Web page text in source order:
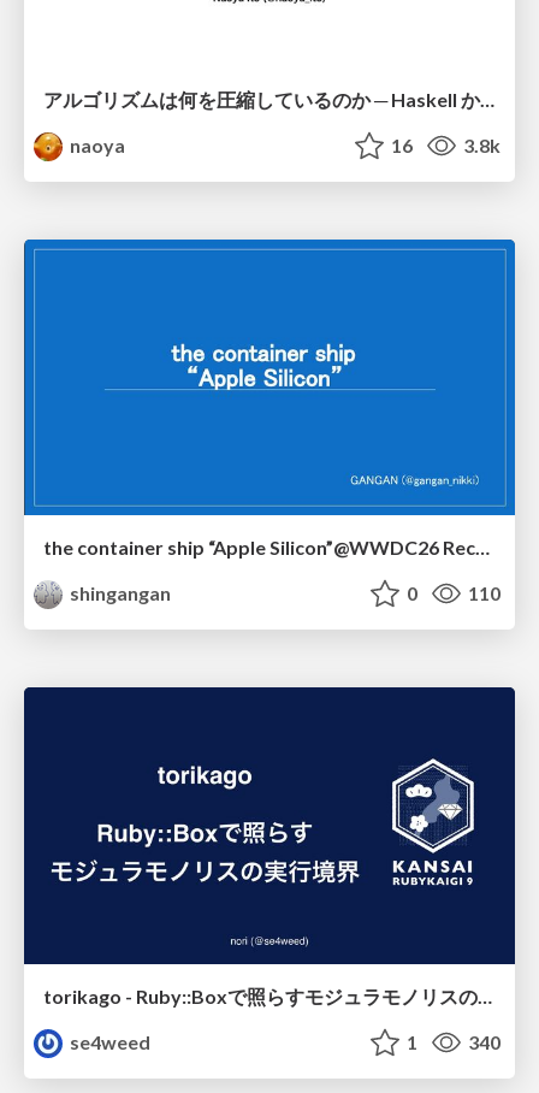
アルゴリズムは何を圧縮しているのか ─ Haskell から育った「圧縮代数」というメンタルモデル
naoya
16 3.8k
the container ship “Apple Silicon”@WWDC26 Recap -Japan-\(region).swift
shingangan
0 110
se4weed
1 340